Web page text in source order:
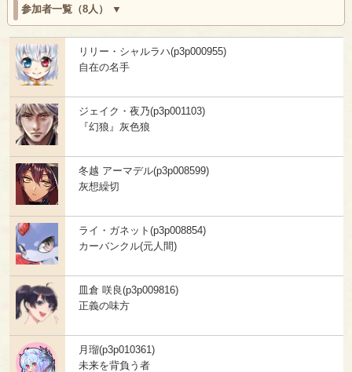
参加者一覧（8人）
リリー・シャルラハ(p3p000955)
自在の名手
ジェイク・夜乃(p3p001103)
『幻狼』灰色狼
冬越 アーマデル(p3p008599)
灰想繰切
ライ・ガネット(p3p008854)
カーバンクル(元人間)
皿倉 咲良(p3p009816)
正義の味方
月瑠(p3p010361)
未来を背負う者